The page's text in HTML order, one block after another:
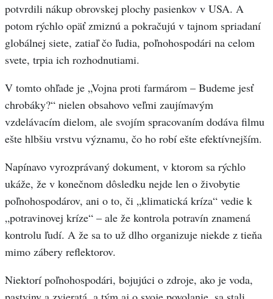
potvrdili nákup obrovskej plochy pasienkov v USA. A
potom rýchlo opäť zmiznú a pokračujú v tajnom spriadaní
globálnej siete, zatiaľ čo ľudia, poľnohospodári na celom
svete, trpia ich rozhodnutiami.
V tomto ohľade je „Vojna proti farmárom – Budeme jesť
chrobáky?“ nielen obsahovo veľmi zaujímavým
vzdelávacím dielom, ale svojím spracovaním dodáva filmu
ešte hlbšiu vrstvu významu, čo ho robí ešte efektívnejším.
Napínavo vyrozprávaný dokument, v ktorom sa rýchlo
ukáže, že v konečnom dôsledku nejde len o živobytie
poľnohospodárov, ani o to, či „klimatická kríza“ vedie k
„potravinovej kríze“ – ale že kontrola potravín znamená
kontrolu ľudí. A že sa to už dlho organizuje niekde z tieňa
mimo zábery reflektorov.
Niektorí poľnohospodári, bojujúci o zdroje, ako je voda,